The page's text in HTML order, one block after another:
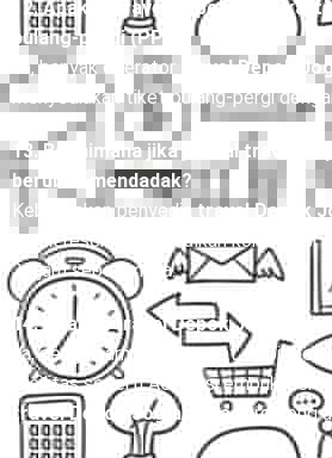
12. Apakah travel Depok
pulang-pergi (PP)?
Ya, banyak operatortravel Depok
menyediakan tiket pulang-pergi
13. Bagaimana jika jadwal travel
berubah mendadak?
Kebanyakan penyediatravel Depok
untuk reschedule, asalkan konfirmasi
24 jam sebelumnya.
14. Apakah travel Depok
Ya, dengan armada terawat, sopir
fasilitas seperti AC, kursi empuk,
travel Depok Jogjakarta
tergolong